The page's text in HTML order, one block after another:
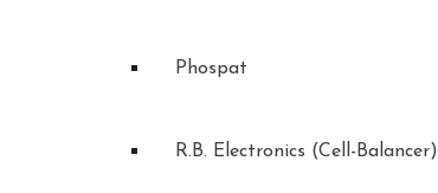
Phospat
R.B. Electronics (Cell-Balancer)